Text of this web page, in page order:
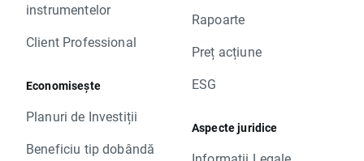
instrumentelor
Client Professional
Economisește
Planuri de Investiții
Beneficiu tip dobândă
Rapoarte
Preț acțiune
ESG
Aspecte juridice